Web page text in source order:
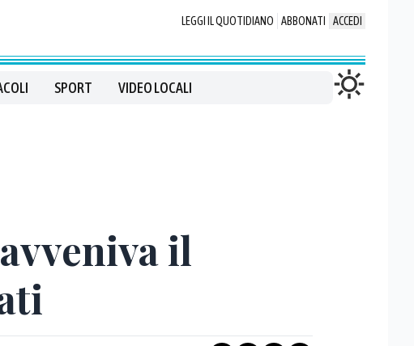
LEGGI IL QUOTIDIANO ABBONATI ACCEDI
SPORT VIDEO LOCALI
il